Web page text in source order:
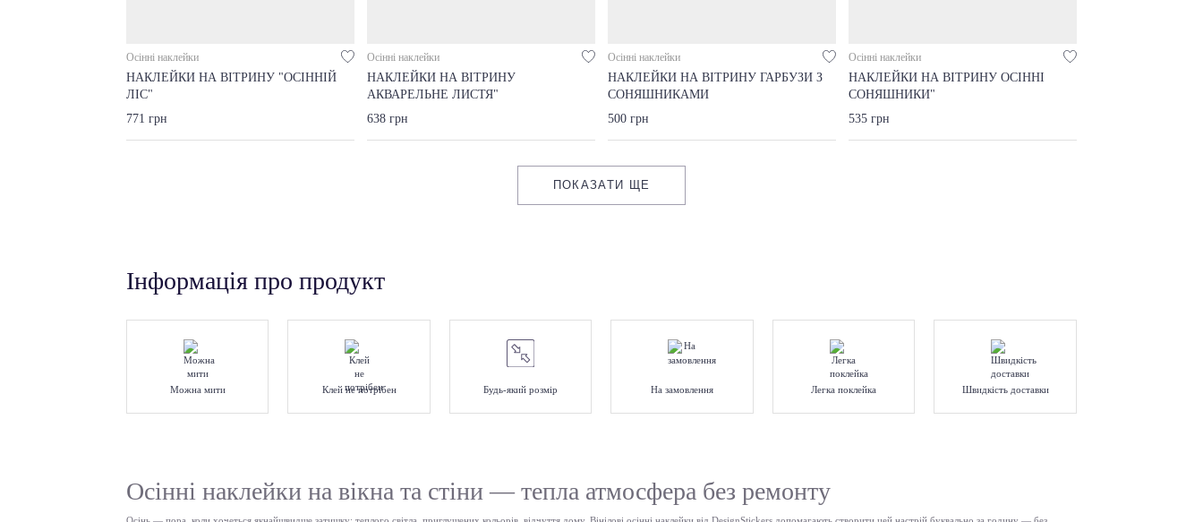
Осінні наклейки
НАКЛЕЙКИ НА ВІТРИНУ "ОСІННІЙ
ЛІС"
771 грн
Осінні наклейки
НАКЛЕЙКИ НА ВІТРИНУ
АКВАРЕЛЬНЕ ЛИСТЯ"
638 грн
Осінні наклейки
НАКЛЕЙКИ НА ВІТРИНУ ГАРБУЗИ З
СОНЯШНИКАМИ
500 грн
Осінні наклейки
НАКЛЕЙКИ НА ВІТРИНУ ОСІННІ
СОНЯШНИКИ"
535 грн
ПОКАЗАТИ ЩЕ
Інформація про продукт
Можна мити Клей не потрібен Будь-який розмір На замовлення Легка поклейка Швидкість доставки
Осінні наклейки на вікна та стіни — тепла атмосфера без ремонту